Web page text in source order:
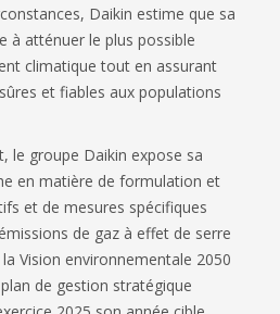
Daikin estime que sa
à atténuer le plus possible
climatique tout en assurant
et fiables aux populations
le groupe Daikin expose sa
en matière de formulation et
et de mesures spécifiques
de gaz à effet de serre
Vision environnementale 2050
de gestion stratégique